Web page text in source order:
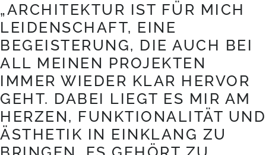
„ARCHITEKTUR IST FÜR MICH
LEIDENSCHAFT, EINE
BEGEISTERUNG, DIE AUCH BEI
ALL MEINEN PROJEKTEN
IMMER WIEDER KLAR HERVOR
GEHT. DABEI LIEGT ES MIR AM
HERZEN, FUNKTIONALITÄT UND
ÄSTHETIK IN EINKLANG ZU